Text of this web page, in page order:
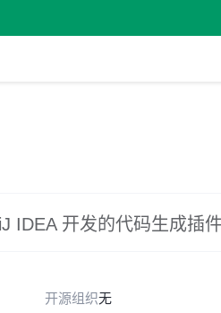
IDEA 开发的代码生成插件
开源组织无